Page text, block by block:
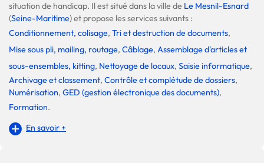
situation de handicap. Il est situé dans la ville de Le Mesnil-Esnard
(Seine-Maritime) et propose les services suivants :
Conditionnement, colisage, Tri et destruction de documents,
Mise sous pli, mailing, routage, Câblage, Assemblage d'articles et
sous-ensembles, kitting, Nettoyage de locaux, Saisie informatique,
Archivage et classement, Contrôle et complétude de dossiers,
Numérisation, GED (gestion électronique des documents),
Formation.
En savoir +